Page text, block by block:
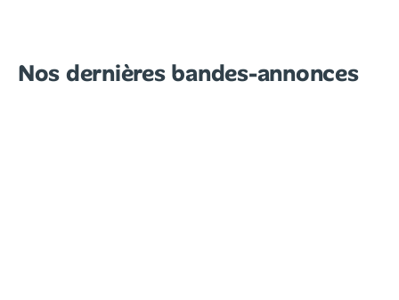
Nos dernières bandes-annonces